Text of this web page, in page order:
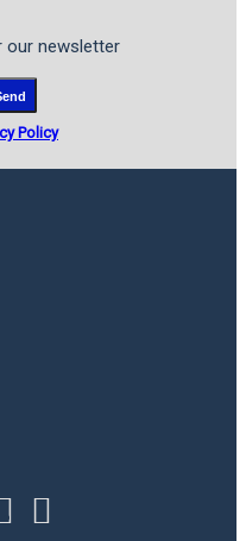
our newsletter
Policy